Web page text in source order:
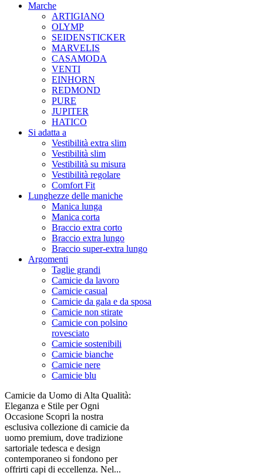
Marche
ARTIGIANO
OLYMP
SEIDENSTICKER
MARVELIS
CASAMODA
VENTI
EINHORN
REDMOND
PURE
JUPITER
HATICO
Si adatta a
Vestibilità extra slim
Vestibilità slim
Vestibilità su misura
Vestibilità regolare
Comfort Fit
Lunghezze delle maniche
Manica lunga
Manica corta
Braccio extra corto
Braccio extra lungo
Braccio super-extra lungo
Argomenti
Taglie grandi
Camicie da lavoro
Camicie casual
Camicie da gala e da sposa
Camicie non stirate
Camicie con polsino
rovesciato
Camicie sostenibili
Camicie bianche
Camicie nere
Camicie blu
Camicie da Uomo di Alta Qualità:
Eleganza e Stile per Ogni
Occasione Scopri la nostra
esclusiva collezione di camicie da
uomo premium, dove tradizione
sartoriale tedesca e design
contemporaneo si fondono per
offrirti capi di eccellenza. Nel...